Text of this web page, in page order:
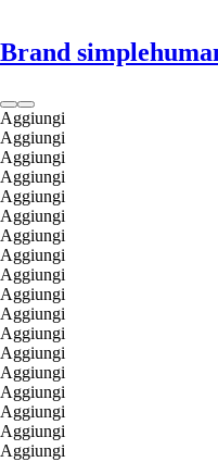
Brand
Aggiungi
Aggiungi
Aggiungi
Aggiungi
Aggiungi
Aggiungi
Aggiungi
Aggiungi
Aggiungi
Aggiungi
Aggiungi
Aggiungi
Aggiungi
Aggiungi
Aggiungi
Aggiungi
Aggiungi
Aggiungi